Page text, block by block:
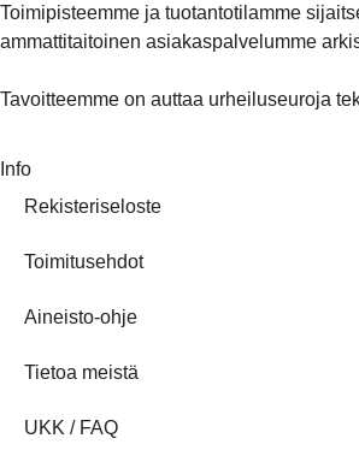
Toimipisteemme ja tuotantotilamme
ammattitaitoinen asiakaspalvelumme
Tavoitteemme on auttaa urheiluseuroja
Info
Rekisteriseloste
Toimitusehdot
Aineisto-ohje
Tietoa meistä
UKK / FAQ